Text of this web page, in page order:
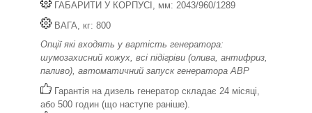
ГАБАРИТИ У КОРПУСІ, мм: 2043/960/1289
ВАГА, кг: 800
Опції які входять у вартість генератора:
шумозахисний кожух, всі підігріви (олива, антифриз,
паливо), автоматичний запуск генератора АВР
Гарантія на дизель генератор складає 24 місяці,
або 500 годин (що наступе раніше).